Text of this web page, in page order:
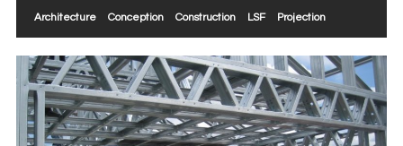
Architecture Conception Construction LSF Projection